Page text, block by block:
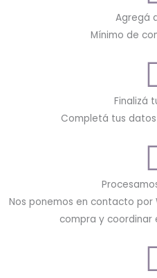
Agregá
Mínimo de
Finalizá
Completá tus
Nos ponemos en contacto
compra y coordinar